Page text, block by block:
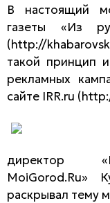
В настоящий
газеты «Из
(http://
такой принцип
рекламных
сайте IRR.ru
директор
MoiGorod.Ru»
раскрывал тему